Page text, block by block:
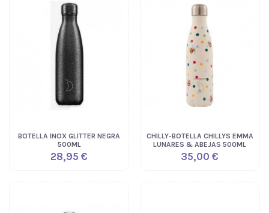
BOTELLA INOX GLITTER NEGRA
500ML
28,95 €
CHILLY-BOTELLA CHILLYS EMMA
LUNARES & ABEJAS 500ML
35,00 €